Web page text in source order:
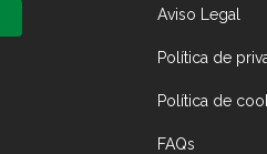
Aviso Legal
Política de
Política de
FAQs